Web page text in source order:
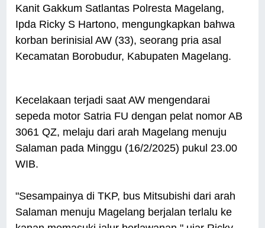
Kanit Gakkum Satlantas Polresta Magelang,
Ipda Ricky S Hartono, mengungkapkan bahwa
korban berinisial AW (33), seorang pria asal
Kecamatan Borobudur, Kabupaten Magelang.
Kecelakaan terjadi saat AW mengendarai
sepeda motor Satria FU dengan pelat nomor AB
3061 QZ, melaju dari arah Magelang menuju
Salaman pada Minggu (16/2/2025) pukul 23.00
WIB.
"Sesampainya di TKP, bus Mitsubishi dari arah
Salaman menuju Magelang berjalan terlalu ke